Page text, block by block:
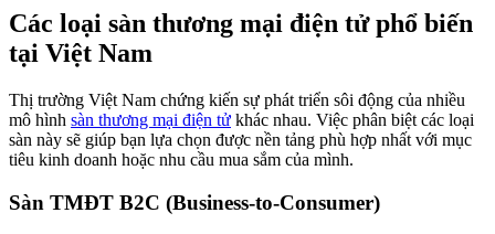
Các loại sàn thương mại điện tử phổ biến
tại Việt Nam
Thị trường Việt Nam chứng kiến sự phát triển sôi động của nhiều
mô hình sàn thương mại điện tử khác nhau. Việc phân biệt các loại
sàn này sẽ giúp bạn lựa chọn được nền tảng phù hợp nhất với mục
tiêu kinh doanh hoặc nhu cầu mua sắm của mình.
Sàn TMĐT B2C (Business-to-Consumer)